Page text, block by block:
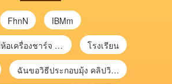
FhnN IBMm
-or-1304 ยี่ห้อเครื่องชาร์จ chargecore โรงเรียน
ฉันขอวิธีประกอบมุ้ง คลิปวิดีโอ การประกอบมุ้ง